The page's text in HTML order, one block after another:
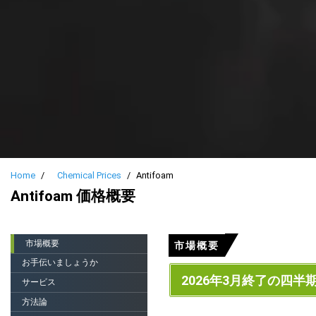
Home Chemical Prices Antifoam
Antifoam 価格概要
市場概要
お手伝いましょうか
サービス
方法論
市場概要
2026年3月終了の四半